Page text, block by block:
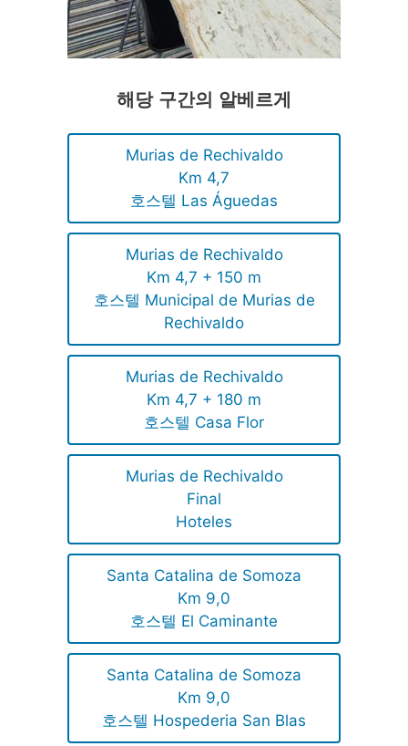
해당 구간의 알베르게
Murias de Rechivaldo
Km 4,7
호스텔 Las Águedas
Murias de Rechivaldo
Km 4,7 + 150 m
호스텔 Municipal de Murias de
Rechivaldo
Murias de Rechivaldo
Km 4,7 + 180 m
호스텔 Casa Flor
Murias de Rechivaldo
Final
Hoteles
Santa Catalina de Somoza
Km 9,0
호스텔 El Caminante
Santa Catalina de Somoza
Km 9,0
호스텔 Hospederia San Blas